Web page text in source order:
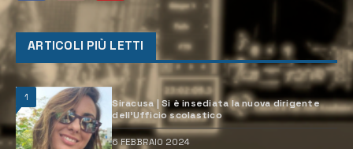
ARTICOLI PIÙ LETTI
1
Siracusa | Si è insediata la nuova dirigente
dell’Ufficio scolastico
6 FEBBRAIO 2024